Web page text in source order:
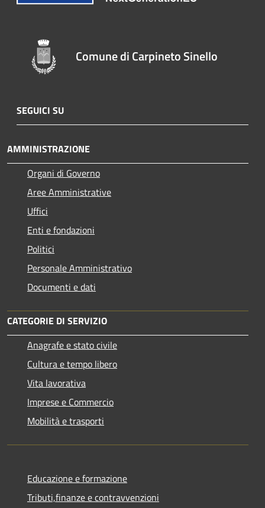
Comune di Carpineto Sinello
SEGUICI SU
AMMINISTRAZIONE
Organi di Governo
Aree Amministrative
Uffici
Enti e fondazioni
Politici
Personale Amministrativo
Documenti e dati
CATEGORIE DI SERVIZIO
Anagrafe e stato civile
Cultura e tempo libero
Vita lavorativa
Imprese e Commercio
Mobilità e trasporti
Educazione e formazione
Tributi,finanze e contravvenzioni